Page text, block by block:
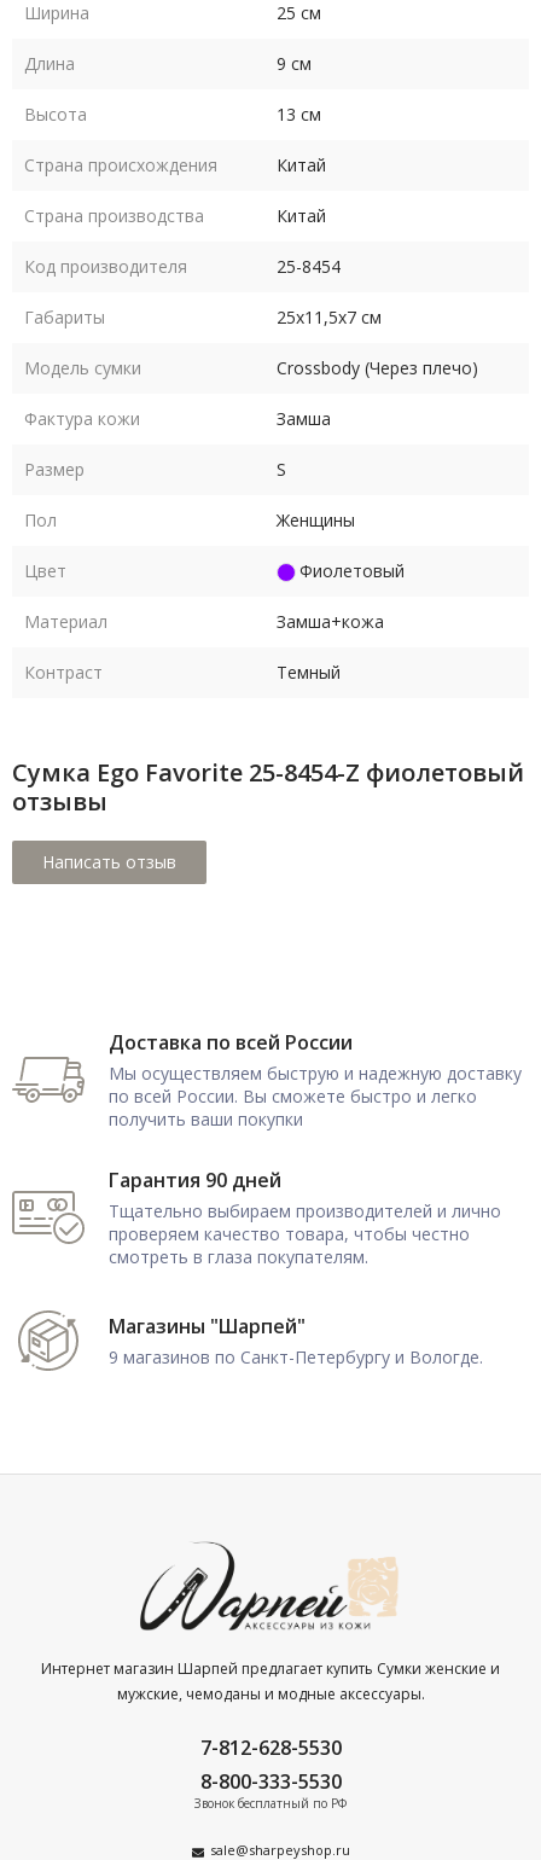
Ширина 25 см
Длина 9 см
Высота 13 см
Страна происхождения Китай
Страна производства Китай
Код производителя 25-8454
Габариты 25х11,5х7 см
Модель сумки Crossbody (Через плечо)
Фактура кожи Замша
Размер S
Пол Женщины
Цвет Фиолетовый
Материал Замша+кожа
Контраст Темный
Сумка Ego Favorite 25-8454-Z фиолетовый
отзывы
Доставка по всей России
Мы осуществляем быструю и надежную доставку
по всей России. Вы сможете быстро и легко
получить ваши покупки
Гарантия 90 дней
Тщательно выбираем производителей и лично
проверяем качество товара, чтобы честно
смотреть в глаза покупателям.
Магазины "Шарпей"
9 магазинов по Санкт-Петербургу и Вологде.
Интернет магазин Шарпей предлагает купить Сумки женские и
мужские, чемоданы и модные аксессуары.
7-812-628-5530
8-800-333-5530
Звонок бесплатный по РФ
sale@sharpeyshop.ru